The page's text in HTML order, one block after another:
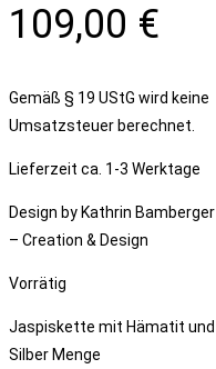
109,00 €
Gemäß § 19 UStG wird keine
Umsatzsteuer berechnet.
Lieferzeit ca. 1-3 Werktage
Design by Kathrin Bamberger
– Creation & Design
Vorrätig
Jaspiskette mit Hämatit und
Silber Menge